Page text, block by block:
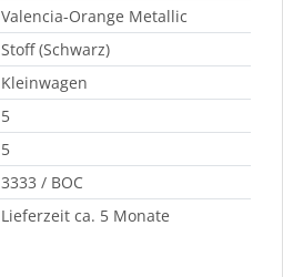
Valencia-Orange Metallic
Stoff (Schwarz)
Kleinwagen
5
5
3333 / BOC
Lieferzeit ca. 5 Monate